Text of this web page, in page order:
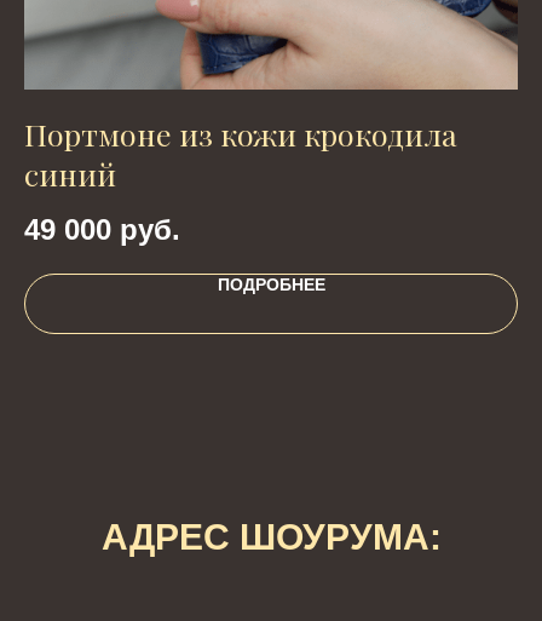
Портмоне из кожи крокодила
синий
49 000 руб.
ПОДРОБНЕЕ
АДРЕС ШОУРУМА: